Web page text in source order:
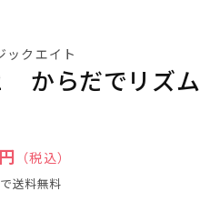
ックエイト
からだでリズ
円 （税込）
送料無料